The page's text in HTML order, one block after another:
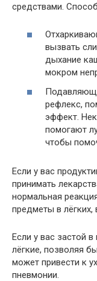
средствами.
вызвать
дыхание
мокром
рефлекс,
эффект.
помогают
чтобы
Если у вас
принимать
нормальная
предметы в лёгких,
Если у вас застой
лёгкие, позволяя
может привести к
пневмонии.